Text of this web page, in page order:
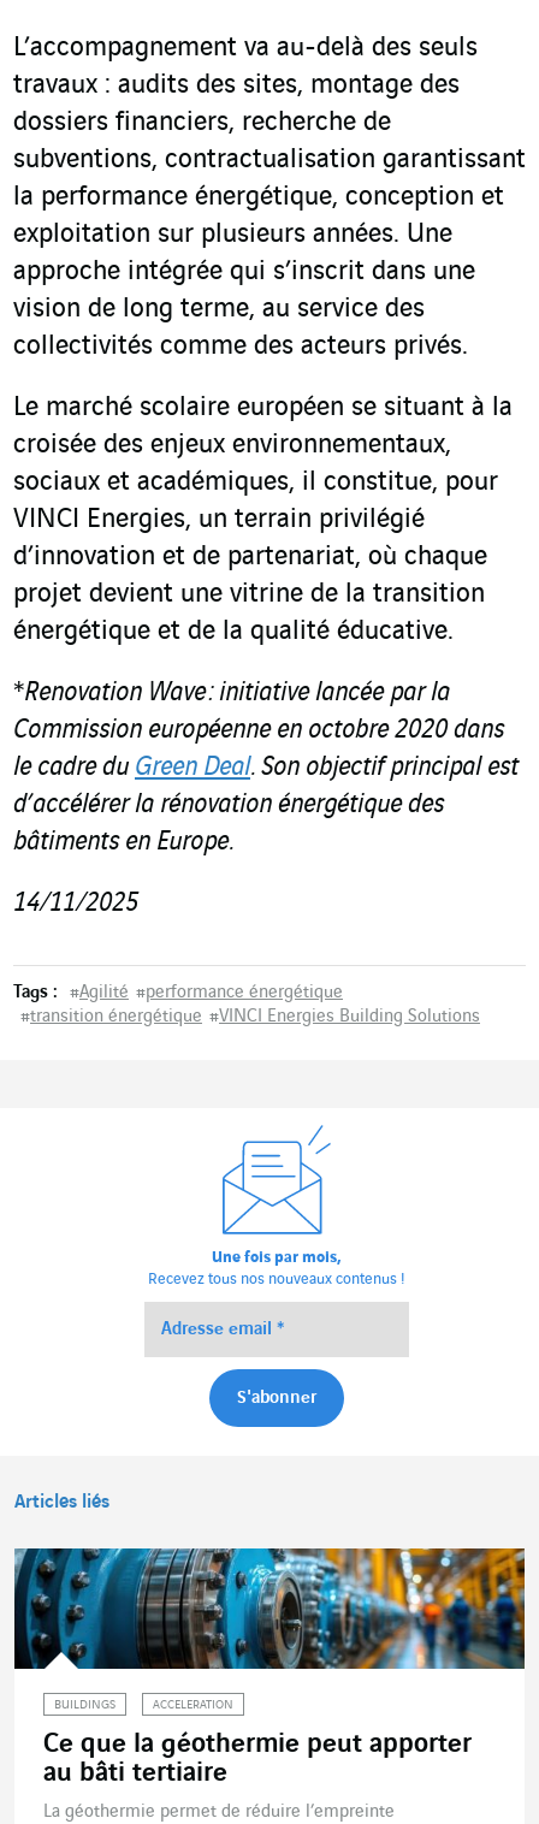
L’accompagnement va au-delà des seuls
travaux : audits des sites, montage des
dossiers financiers, recherche de
subventions, contractualisation garantissant
la performance énergétique, conception et
exploitation sur plusieurs années. Une
approche intégrée qui s’inscrit dans une
vision de long terme, au service des
collectivités comme des acteurs privés.
Le marché scolaire européen se situant à la
croisée des enjeux environnementaux,
sociaux et académiques, il constitue, pour
VINCI Energies, un terrain privilégié
d’innovation et de partenariat, où chaque
projet devient une vitrine de la transition
énergétique et de la qualité éducative.
*Renovation Wave : initiative lancée par la
Commission européenne en octobre 2020 dans
le cadre du Green Deal. Son objectif principal est
d’accélérer la rénovation énergétique des
bâtiments en Europe.
14/11/2025
Tags : #Agilité #performance énergétique
#transition énergétique #VINCI Energies Building Solutions
Une fois par mois,
Recevez tous nos nouveaux contenus !
Articles liés
BUILDINGS ACCELERATION
Ce que la géothermie peut apporter
au bâti tertiaire
La géothermie permet de réduire l’empreinte